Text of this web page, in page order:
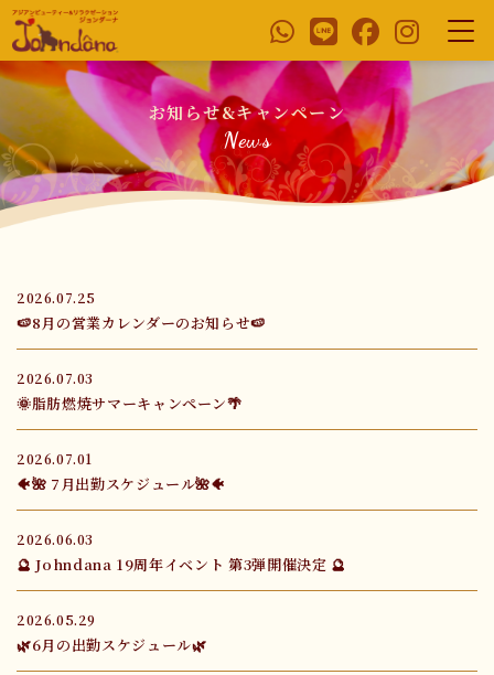
お知らせ&キャンペーン
News
2026.07.25
🍉8月の営業カレンダーのお知らせ🍉
2026.07.03
🌞脂肪燃焼サマーキャンペーン🌴
2026.07.01
🐠🌺 7月出勤スケジュール🌺🐠
2026.06.03
🔮 Johndana 19周年イベント 第3弾開催決定 🔮
2026.05.29
🌿6月の出勤スケジュール🌿